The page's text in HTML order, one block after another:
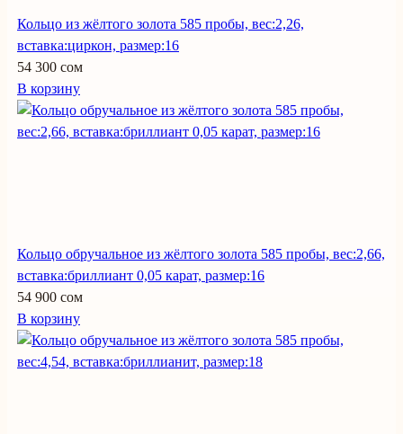
Кольцо из жёлтого золота 585 пробы, вес:2,26,
вставка:циркон, размер:16
54 300 сом
В корзину
Кольцо обручальное из жёлтого золота 585 пробы, вес:2,66,
вставка:бриллиант 0,05 карат, размер:16
54 900 сом
В корзину